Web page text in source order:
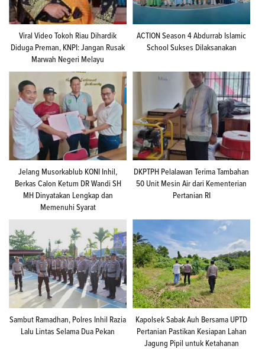
Viral Video Tokoh Riau Dihardik
Diduga Preman, KNPI: Jangan Rusak
Marwah Negeri Melayu
ACTION Season 4 Abdurrab Islamic
School Sukses Dilaksanakan
Jelang Musorkablub KONI Inhil,
Berkas Calon Ketum DR Wandi SH
MH Dinyatakan Lengkap dan
Memenuhi Syarat
DKPTPH Pelalawan Terima Tambahan
50 Unit Mesin Air dari Kementerian
Pertanian RI
Sambut Ramadhan, Polres Inhil Razia
Lalu Lintas Selama Dua Pekan
Kapolsek Sabak Auh Bersama UPTD
Pertanian Pastikan Kesiapan Lahan
Jagung Pipil untuk Ketahanan